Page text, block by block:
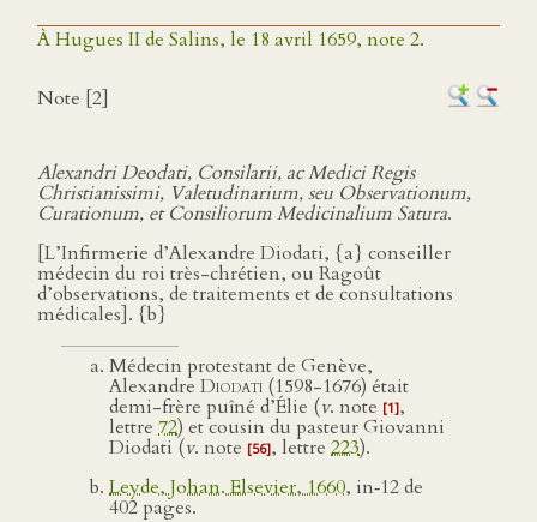
À Hugues II de Salins, le 18 avril 1659, note 2.
Note [2]
Alexandri Deodati, Consilarii, ac Medici Regis
Christianissimi, Valetudinarium, seu Observationum,
Curationum, et Consiliorum Medicinalium Satura.
[L’Infirmerie d’Alexandre Diodati, {a} conseiller
médecin du roi très-chrétien, ou Ragoût
d’observations, de traitements et de consultations
médicales]. {b}
Médecin protestant de Genève,
Alexandre Diodati (1598-1676) était
demi-frère puîné d’Élie (v. note [1],
lettre 72) et cousin du pasteur Giovanni
Diodati (v. note [56], lettre 223).
Leyde, Johan. Elsevier, 1660, in‑12 de
402 pages.